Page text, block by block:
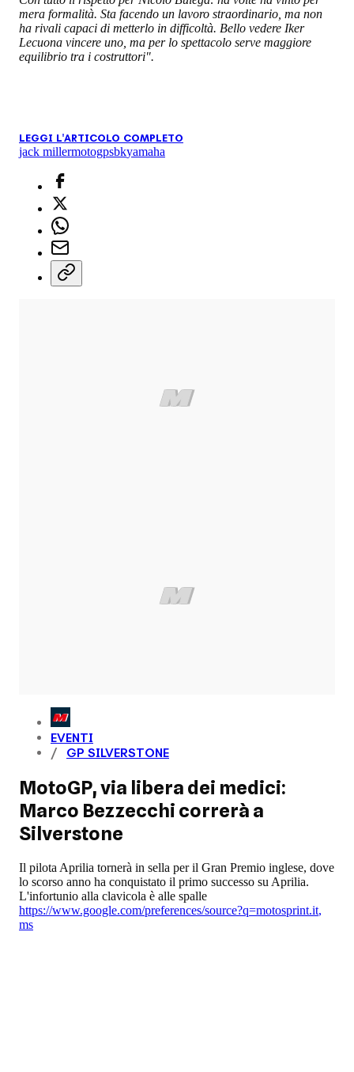
mera formalità. Sta facendo un lavoro straordinario, ma non
ha rivali capaci di metterlo in difficoltà. Bello vedere Iker
Lecuona vincere uno, ma per lo spettacolo serve maggiore
equilibrio tra i costruttori".
LEGGI L'ARTICOLO COMPLETO
jack millermotogpsbkyamaha
EVENTI
GP SILVERSTONE
MotoGP, via libera dei medici:
Marco Bezzecchi correrà a
Silverstone
Il pilota Aprilia tornerà in sella per il Gran Premio inglese, dove
lo scorso anno ha conquistato il primo successo su Aprilia.
L'infortunio alla clavicola è alle spalle
https://www.google.com/preferences/source?q=motosprint.it,
ms